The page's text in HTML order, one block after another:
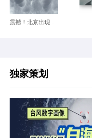
震撼！北京出现...
独家策划